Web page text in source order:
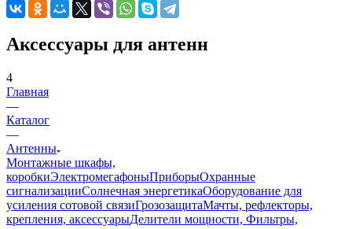
Аксессуары для антенн
4
Главная
—
Каталог
—
Антенны
Монтажные шкафы,
коробкиЭлектромегафоныПриборыОхранные
сигнализацииСолнечная энергетикаОборудование для
усиления сотовой связиГрозозащитаМачты, рефлекторы,
крепления, аксессуарыДелители мощности, Фильтры,